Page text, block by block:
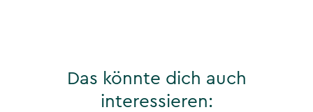
Das könnte dich auch
interessieren: